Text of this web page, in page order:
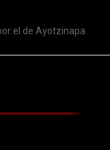
el de Ayotzinapa